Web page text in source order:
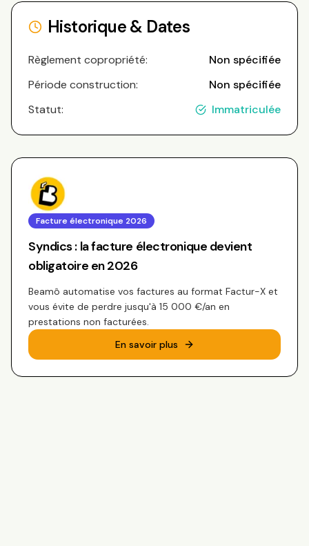
Historique & Dates
Règlement copropriété:
Non spécifiée
Période construction:
Non spécifiée
Statut:
Immatriculée
Facture électronique 2026
Syndics : la facture électronique devient
obligatoire en 2026
Beamô automatise vos factures au format Factur-X et
vous évite de perdre jusqu'à 15 000 €/an en
prestations non facturées.
En savoir plus